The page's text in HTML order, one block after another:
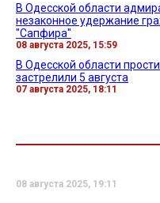
В Одесской области
незаконное удержание
"Сапфира"
08 августа 2025, 15:59
В Одесской области
застрелили 5 августа
07 августа 2025, 18:11
08 августа 2025, 19:11